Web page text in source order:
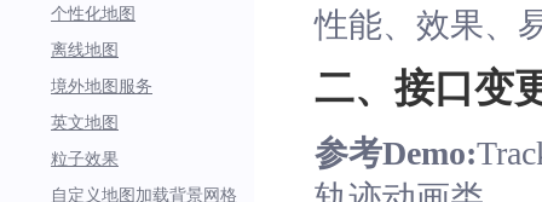
个性化地图
离线地图
境外地图服务
英文地图
粒子效果
自定义地图加载背景网格
性能、效果、
二、接口变
参考Demo: